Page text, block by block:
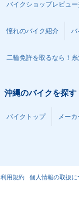
バイクショップレビュ
憧れのバイク紹介 バ
二輪免許を取るなら！
沖縄のバイクを探す
バイクトップ メー
利用規約 個人情報の取扱に